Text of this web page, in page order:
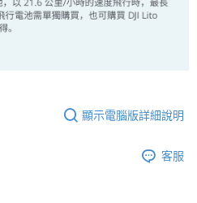
顯示電腦版詳細說明
客服